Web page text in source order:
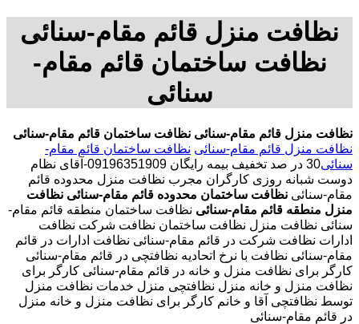
نظافت منزل قائم مقام-سنائی
نظافت ساختمان قائم مقام-
سنائی
نظافت منزل قائم مقام-سنائی نظافت ساختمان قائم مقام-سنائی
نظافت منزل قائم مقام-سنائی نظافت ساختمان قائم مقام-
سنائی
30 در صد تخفیف بیمه رایگان 09196351909-آقای نظام
دوست شبانه روزی کارگران مجرب نظافت منزل محدوده قائم
مقام-سنائی نظافت ساختمان محدوده قائم مقام-سنائی نظافت
منزل منطقه قائم مقام-سنائی نظافت ساختمان منطقه قائم مقام-
سنائی نظافت منزل نظافت ساختمان نظافت شرکت نظافت
ادارات نظافت شرکت در قائم مقام-سنائی نظافت ادارات در قائم
مقام-سنائی نظافت با نرخ اتحادیه نظافتچی در قائم مقام-سنائی
کارگر برای نظافت منزل و خانه در قائم مقام-سنائی کارگر برای
نظافت منزل و خانه منزل نظافتچی منزل خدمات نظافت منزل
توسط نظافتچی آقا و خانم کارگر برای نظافت منزل و خانه منزل
در قائم مقام-سنائی